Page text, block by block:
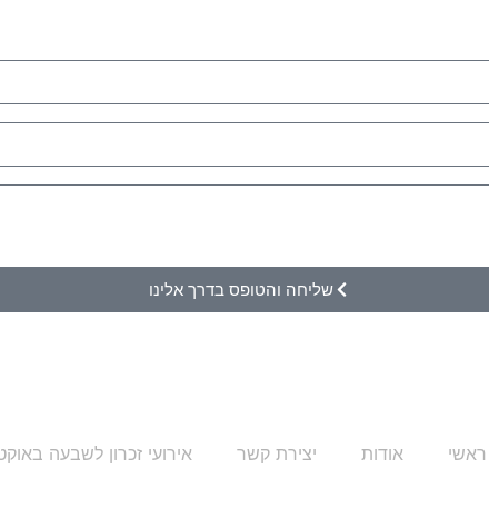
שליחה והטופס בדרך אלינו
אודות יצירת קשר אירועי זכרון לשבעה